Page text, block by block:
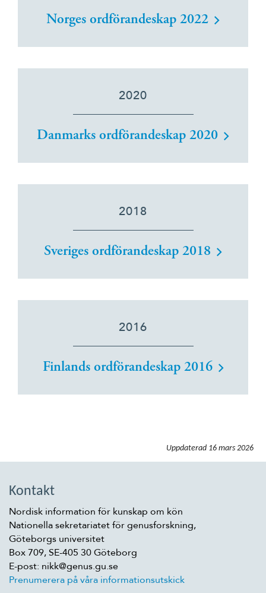
Norges ordförandeskap 2022
2020
Danmarks ordförandeskap 2020
2018
Sveriges ordförandeskap 2018
2016
Finlands ordförandeskap 2016
Uppdaterad 16 mars 2026
Kontakt
Nordisk information för kunskap om kön
Nationella sekretariatet för genusforskning,
Göteborgs universitet
Box 709, SE-405 30 Göteborg
E-post: nikk@genus.gu.se
Prenumerera på våra informationsutskick